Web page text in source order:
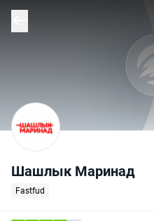
Шашлык Маринад
Fastfud